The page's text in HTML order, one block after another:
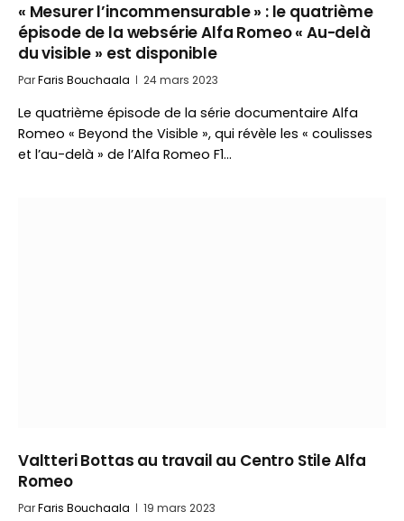
« Mesurer l’incommensurable » : le quatrième
épisode de la websérie Alfa Romeo « Au-delà
du visible » est disponible
ParFaris Bouchaala 24 mars 2023
Le quatrième épisode de la série documentaire Alfa
Romeo « Beyond the Visible », qui révèle les « coulisses
et l’au-delà » de l’Alfa Romeo F1…
Valtteri Bottas au travail au Centro Stile Alfa
Romeo
ParFaris Bouchaala 19 mars 2023